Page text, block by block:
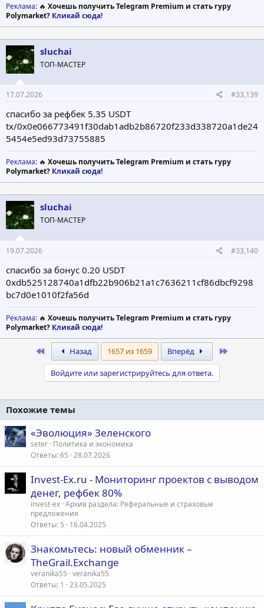
Реклама: 🔥 Хочешь получить Telegram Premium и стать гуру
Polymarket? Кликай сюда!
sluchai
ТОП-МАСТЕР
17.07.2026 #33,139
спасибо за рефбек 5.35 USDT
tx/0x0e066773491f30dab1adb2b86720f233d338720a1de24
5454e5ed93d73755885
Реклама: 🔥 Хочешь получить Telegram Premium и стать гуру
Polymarket? Кликай сюда!
sluchai
ТОП-МАСТЕР
19.07.2026 #33,140
спасибо за бонус 0.20 USDT
0xdb525128740a1dfb22b906b21a1c7636211cf86dbcf9298
bc7d0e1010f2fa56d
Реклама: 🔥 Хочешь получить Telegram Premium и стать гуру
Polymarket? Кликай сюда!
Назад 1657 из 1659 Вперёд
Войдите или зарегистрируйтесь для ответа.
Похожие темы
«Эволюция» Зеленского
seter Политика и экономика
Ответы 65 28.07.2026
Invest-Ex.ru - Мониторинг проектов с выводом
денег, рефбек 80%
invest-ex Архив раздела: Реферальные и страховые
предложения
Ответы 5 16.04.2025
Знакомьтесь: новый обменник –
TheGrail.Exchange
veranika55 veranika55
Ответы 1 23.05.2025